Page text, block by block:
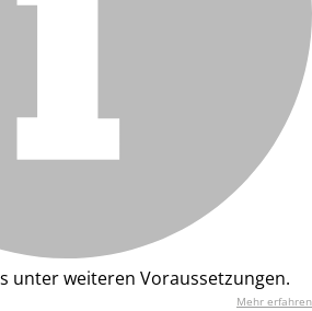
unter weiteren Voraussetzungen.
Mehr erfahren